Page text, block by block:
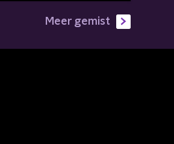
Meer gemist